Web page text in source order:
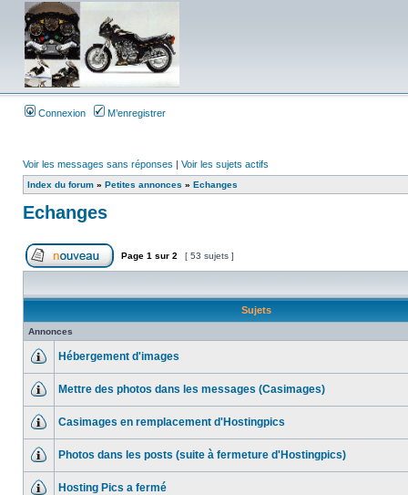
Connexion M’enregistrer
Voir les messages sans réponses | Voir les sujets actifs
Index du forum » Petites annonces » Echanges
Echanges
Page 1 sur 2 [ 53 sujets ]
Sujets
Annonces
Hébergement d'images
Mettre des photos dans les messages (Casimages)
Casimages en remplacement d'Hostingpics
Photos dans les posts (suite à fermeture d'Hostingpics)
Hosting Pics a fermé